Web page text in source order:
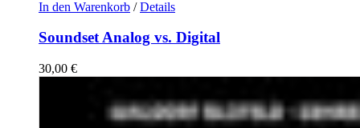
In den Warenkorb / Details
Soundset Analog vs. Digital
30,00 €